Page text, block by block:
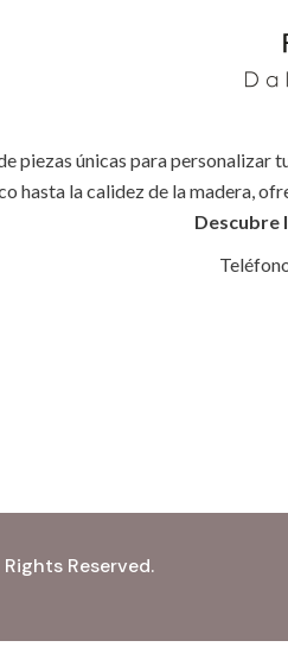
piezas únicas para personalizar
hasta la calidez de la madera,
Descubre
Reserved.